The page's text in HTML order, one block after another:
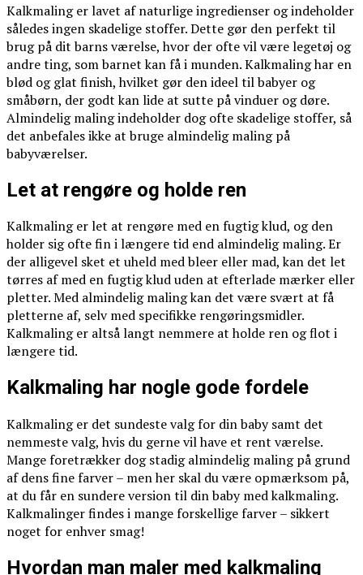
Kalkmaling er lavet af naturlige ingredienser og indeholder
således ingen skadelige stoffer. Dette gør den perfekt til
brug på dit barns værelse, hvor der ofte vil være legetøj og
andre ting, som barnet kan få i munden. Kalkmaling har en
blød og glat finish, hvilket gør den ideel til babyer og
småbørn, der godt kan lide at sutte på vinduer og døre.
Almindelig maling indeholder dog ofte skadelige stoffer, så
det anbefales ikke at bruge almindelig maling på
babyværelser.
Let at rengøre og holde ren
Kalkmaling er let at rengøre med en fugtig klud, og den
holder sig ofte fin i længere tid end almindelig maling. Er
der alligevel sket et uheld med bleer eller mad, kan det let
tørres af med en fugtig klud uden at efterlade mærker eller
pletter. Med almindelig maling kan det være svært at få
pletterne af, selv med specifikke rengøringsmidler.
Kalkmaling er altså langt nemmere at holde ren og flot i
længere tid.
Kalkmaling har nogle gode fordele
Kalkmaling er det sundeste valg for din baby samt det
nemmeste valg, hvis du gerne vil have et rent værelse.
Mange foretrækker dog stadig almindelig maling på grund
af dens fine farver – men her skal du være opmærksom på,
at du får en sundere version til din baby med kalkmaling.
Kalkmalinger findes i mange forskellige farver – sikkert
noget for enhver smag!
Hvordan man maler med kalkmaling